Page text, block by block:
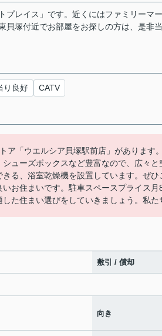
プレイス」です。近くにはファミリーマ
貝塚付近でお部屋をお探しの方は、是非
り良好 CATV
ア「ウエルシア貝塚駅前店」があります
ューズボックスなど豊富なので、広々
る、浴室乾燥機を設置しています。ぜ
お住まいです。駐車スペースプライス
た住まい選びをしていきましょう。私た
敷引 / 償却
向き